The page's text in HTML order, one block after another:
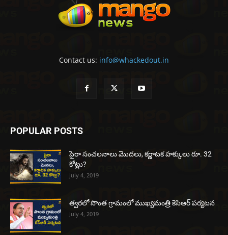
Contact us: info@whackedout.in
POPULAR POSTS
సైరా సంచలనాలు మొదలు, కర్ణాటక హక్కులు రూ. 32
కోట్లు?
July 4, 2019
త్వరలో సొంత గ్రామంలో ముఖ్యమంత్రి కెసిఆర్ పర్యటన
July 4, 2019